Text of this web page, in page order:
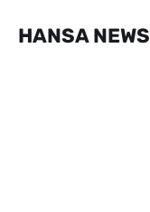
HANSA NEWS